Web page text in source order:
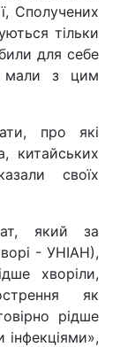
Сполучених
тільки
для себе
мали з цим
про які
китайських
своїх
який за
- УНІАН),
хворіли,
як
рідше
інфекціями»,